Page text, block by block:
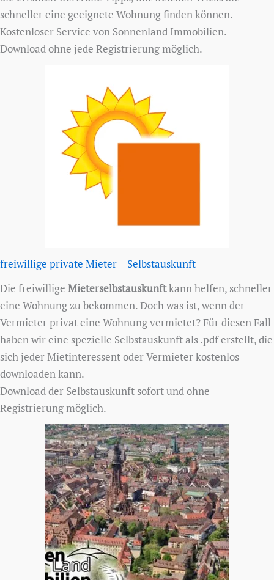
schneller eine geeignete Wohnung finden können.
Kostenloser Service von Sonnenland Immobilien.
Download ohne jede Registrierung möglich.
freiwillige private Mieter – Selbstauskunft
Die freiwillige Mieterselbstauskunftkann helfen, schneller
eine Wohnung zu bekommen. Doch was ist, wenn der
Vermieter privat eine Wohnung vermietet? Für diesen Fall
haben wir eine spezielle Selbstauskunft als .pdf erstellt, die
sich jeder Mietinteressent oder Vermieter kostenlos
downloaden kann.
Download der Selbstauskunft sofort und ohne
Registrierung möglich.